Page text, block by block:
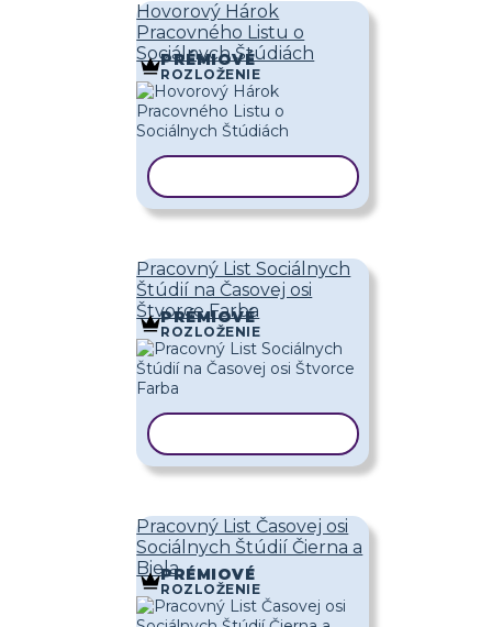
Hovorový Hárok
Pracovného Listu o
Sociálnych Štúdiách
PRÉMIOVÉ
ROZLOŽENIE
Pracovný List Sociálnych
Štúdií na Časovej osi
Štvorce Farba
PRÉMIOVÉ
ROZLOŽENIE
Pracovný List Časovej osi
Sociálnych Štúdií Čierna a
BielaPRÉMIOVÉ
ROZLOŽENIE